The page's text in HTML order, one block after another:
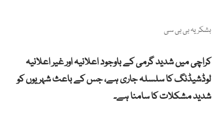
بشکریہ بی بی سی
کراچی میں شدید گرمی کے باوجود اعلانیہ اور غیر اعلانیہ
لوڈشیڈنگ کا سلسلہ جاری ہے، جس کے باعث شہریوں کو
شدید مشکلات کا سامنا ہے۔